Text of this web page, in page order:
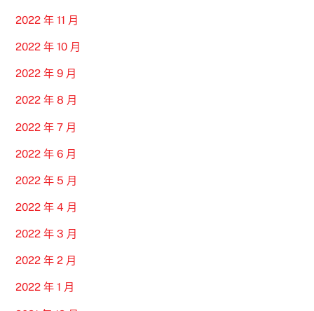
2022 年 11 月
2022 年 10 月
2022 年 9 月
2022 年 8 月
2022 年 7 月
2022 年 6 月
2022 年 5 月
2022 年 4 月
2022 年 3 月
2022 年 2 月
2022 年 1 月